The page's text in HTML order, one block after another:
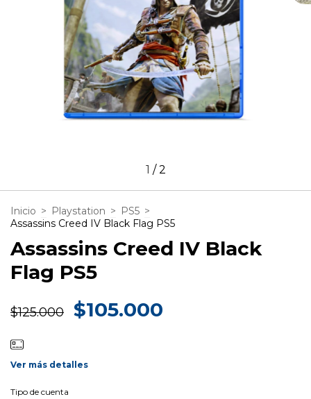
1 /2
Inicio > Playstation > PS5 >
Assassins Creed IV Black Flag PS5
Assassins Creed IV Black
Flag PS5
$125.000 $105.000
Ver más detalles
Tipo de cuenta